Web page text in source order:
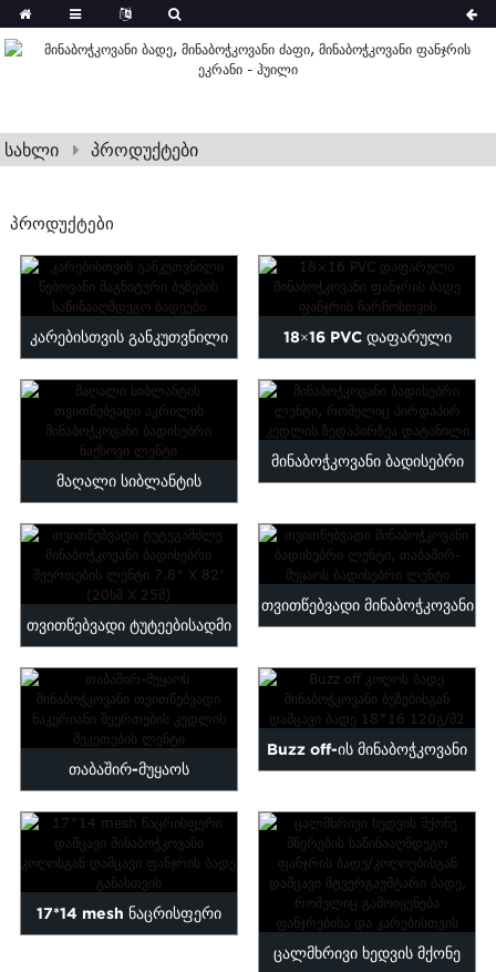
სახლი პროდუქტები
ᲞᲠᲝᲓᲣᲥᲢᲔᲑᲘ
კარებისთვის განკუთვნილი
წებოვანი მაგნიტური ბუზების
საწინააღმდეგო ბადეები
18×16 PVC დაფარული
მინაბოჭკოვანი ფანჯრის
ფრენის სკრინშოტი ...
მაღალი სიბლანტის
თვითწებვადი აკრილის
მინაბოჭკოვანი...
მინაბოჭკოვანი ბადისებრი
წყალზეა დატანილი...
თვითწებვადი ტუტეებისადმი
მდგრადი მინაბოჭკოვანი
ბადე...
თვითწებვადი მინაბოჭკოვანი
მუყაოს საფარი...
თაბაშირ-მუყაოს
მინაბოჭკოვანი თვითწებვადი
ნაკერიანი შეერთება...
Buzz off-ის მინაბოჭკოვანი
17*14 mesh ნაცრისფერი
ცალმხრივი ხედვის მქონე